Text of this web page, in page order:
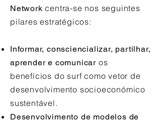
Network centra-se nos seguintes
pilares estratégicos:
Informar, consciencializar, partilhar,
aprender e comunicar os
benefícios do surf como vetor de
desenvolvimento socioeconómico
sustentável.
Desenvolvimento de modelos de